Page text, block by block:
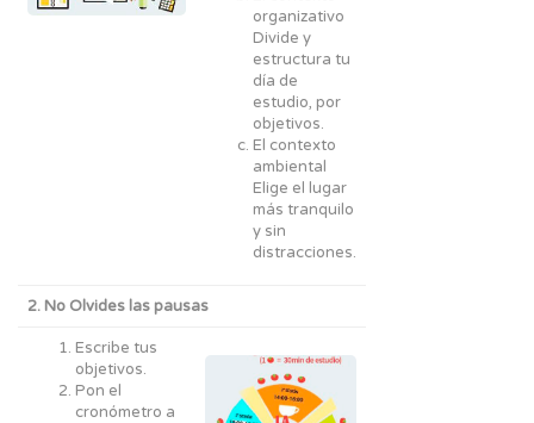
organizativo
Divide y
estructura tu
día de
estudio, por
objetivos.
El contexto
ambiental
Elige el lugar
más tranquilo
y sin
distracciones.
2. No Olvides las pausas
Escribe tus
objetivos.
Pon el
cronómetro a